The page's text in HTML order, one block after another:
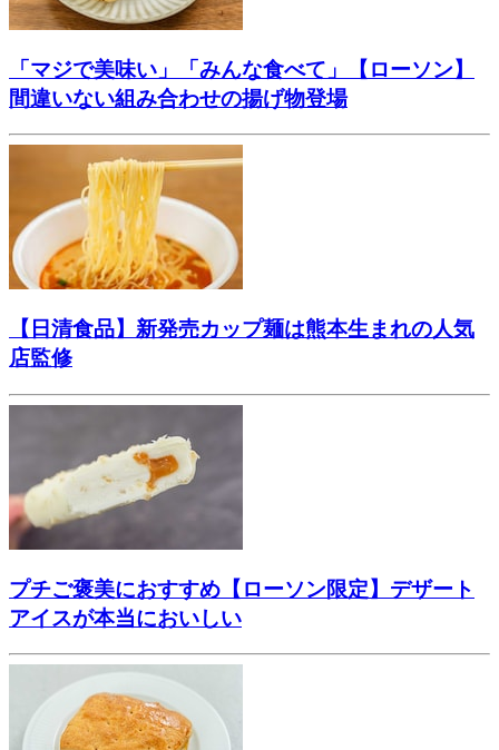
「マジで美味い」「みんな食べて」【ローソン】
間違いない組み合わせの揚げ物登場
【日清食品】新発売カップ麺は熊本生まれの人気
店監修
プチご褒美におすすめ【ローソン限定】デザート
アイスが本当においしい